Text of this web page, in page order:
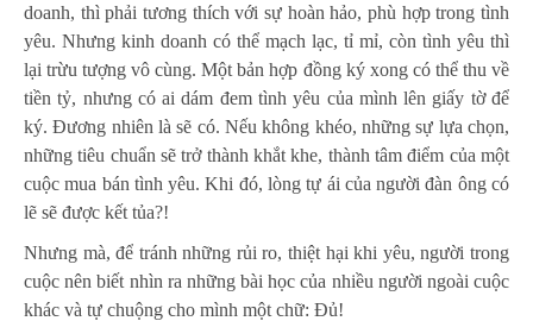
doanh, thì phải tương thích với sự hoàn hảo, phù hợp trong tình
yêu. Nhưng kinh doanh có thể mạch lạc, tỉ mỉ, còn tình yêu thì
lại trừu tượng vô cùng. Một bản hợp đồng ký xong có thể thu về
tiền tỷ, nhưng có ai dám đem tình yêu của mình lên giấy tờ để
ký. Đương nhiên là sẽ có. Nếu không khéo, những sự lựa chọn,
những tiêu chuẩn sẽ trở thành khắt khe, thành tâm điểm của một
cuộc mua bán tình yêu. Khi đó, lòng tự ái của người đàn ông có
lẽ sẽ được kết tủa?!
Nhưng mà, để tránh những rủi ro, thiệt hại khi yêu, người trong
cuộc nên biết nhìn ra những bài học của nhiều người ngoài cuộc
khác và tự chuộng cho mình một chữ: Đủ!